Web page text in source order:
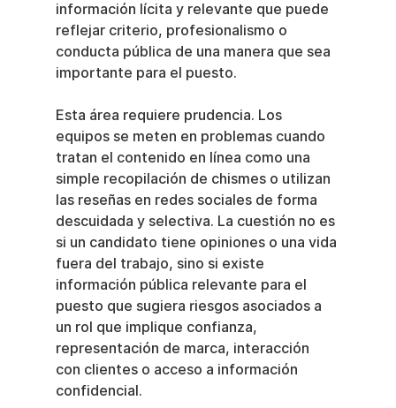
información lícita y relevante que puede
reflejar criterio, profesionalismo o
conducta pública de una manera que sea
importante para el puesto.
Esta área requiere prudencia. Los
equipos se meten en problemas cuando
tratan el contenido en línea como una
simple recopilación de chismes o utilizan
las reseñas en redes sociales de forma
descuidada y selectiva. La cuestión no es
si un candidato tiene opiniones o una vida
fuera del trabajo, sino si existe
información pública relevante para el
puesto que sugiera riesgos asociados a
un rol que implique confianza,
representación de marca, interacción
con clientes o acceso a información
confidencial.